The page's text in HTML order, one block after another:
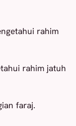
rahim
rahim jatuh
faraj.